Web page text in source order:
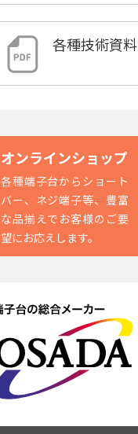
各種技術資料
オンラインショップ
各種端子台からショート
バー、ネジ端子等、豊富
な品揃えでお客様のご要
望にお応えします。